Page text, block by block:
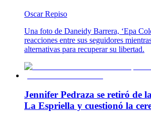
Oscar Repiso
Una foto de Daneidy Barrera, ‘Epa
reacciones entre sus seguidores
alternativas para recuperar su libertad.
Jennifer Pedraza se retiró de
La Espriella y cuestionó la